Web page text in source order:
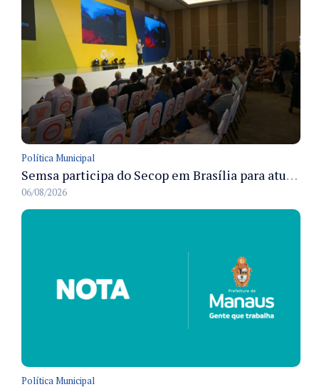
Política Municipal
Semsa participa do Secop em Brasília para atualizar tecnologia e modernizar gestão pública
06/08/2026
Política Municipal